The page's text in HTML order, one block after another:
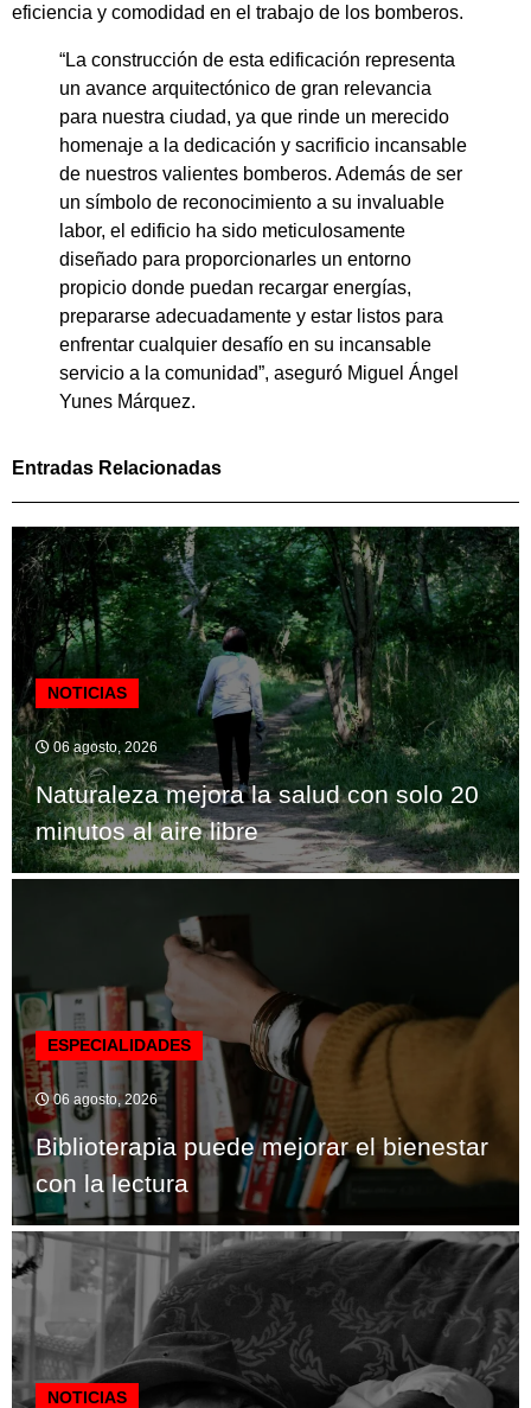
eficiencia y comodidad en el trabajo de los bomberos.
“La construcción de esta edificación representa
un avance arquitectónico de gran relevancia
para nuestra ciudad, ya que rinde un merecido
homenaje a la dedicación y sacrificio incansable
de nuestros valientes bomberos. Además de ser
un símbolo de reconocimiento a su invaluable
labor, el edificio ha sido meticulosamente
diseñado para proporcionarles un entorno
propicio donde puedan recargar energías,
prepararse adecuadamente y estar listos para
enfrentar cualquier desafío en su incansable
servicio a la comunidad”, aseguró Miguel Ángel
Yunes Márquez.
Entradas Relacionadas
NOTICIAS
06 agosto, 2026
Naturaleza mejora la salud con solo 20
minutos al aire libre
ESPECIALIDADES
06 agosto, 2026
Biblioterapia puede mejorar el bienestar
con la lectura
NOTICIAS